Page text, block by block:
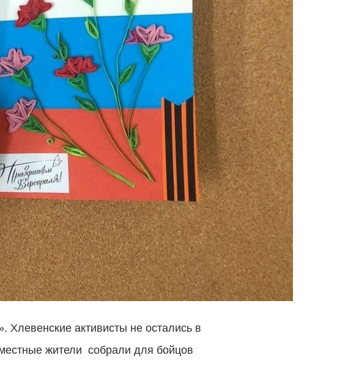
активисты не остались в
жители собрали для бойцов